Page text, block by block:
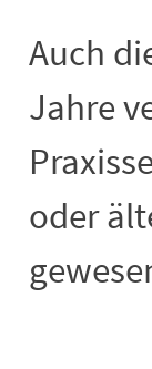
Auch
Jahre
oder